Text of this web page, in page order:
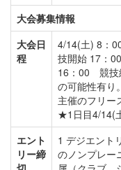
大会募集情報
大会日
程
4/14(土) 8：
技開始 17：
16：00 競技
の可能性有り
主催のフリ
★1日目4/14(
エント
リー締
1 デジエント
のノンプレー